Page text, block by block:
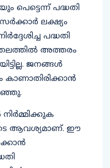
പെട്ടെന്ന് പദ്ധതി
ലക്ഷ്യം
പദ്ധതി
അത്തരം
ജനങ്ങള്‍
ആവശ്യമാണ്. ഈ